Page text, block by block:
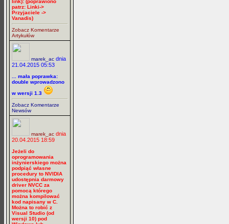
link): (poprawiono
patrz: Linki->
Przyjaciele ->
Vanadis)
Zobacz Komentarze
Artykułów
marek_ac dnia
21.04.2015 05:53
... mała poprawka:
double wprowadzono
w wersji 1.3
Zobacz Komentarze
Newsów
marek_ac dnia
20.04.2015 18:59
Jeżeli do
oprogramowania
inżynierskiego można
podpiąć własne
procedury to NVIDIA
udostępnia darmowy
driver NVCC za
pomocą którego
można kompilować
kod napisany w C.
Można to robić z
Visual Studio (od
wersji 10) pod